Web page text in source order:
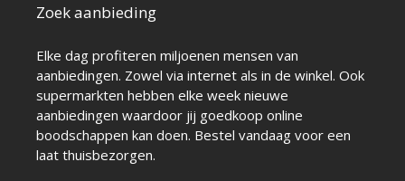
Zoek aanbieding
Elke dag profiteren miljoenen mensen van
aanbiedingen. Zowel via internet als in de winkel. Ook
supermarkten hebben elke week nieuwe
aanbiedingen waardoor jij goedkoop online
boodschappen kan doen. Bestel vandaag voor een
laat thuisbezorgen.